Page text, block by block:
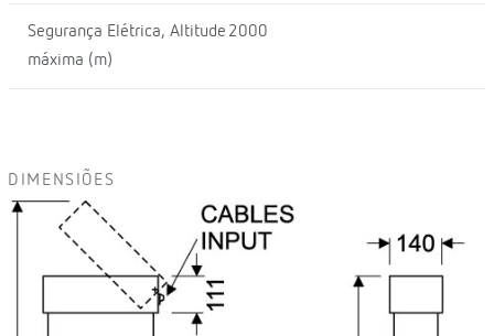
Segurança Elétrica, Altitude
máxima (m)
2000
DIMENSIÕES